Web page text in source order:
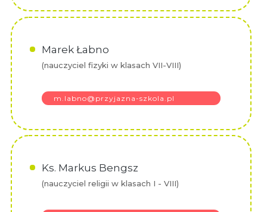
Marek Łabno
(nauczyciel fizyki w klasach VII-VIII)
m.labno@przyjazna-szkola.pl
Ks. Markus Bengsz
(nauczyciel religii w klasach I - VIII)